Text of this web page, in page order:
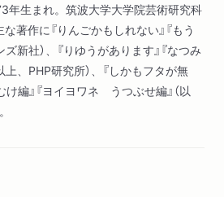
年生まれ。筑波大学大学院芸術研究科
著作に『りんごかもしれない』『もう
新社）、『りゆうがあります』『なつみ
上、PHP研究所）、『しかもフタが無
編』『ヨイヨワネ うつぶせ編』（以